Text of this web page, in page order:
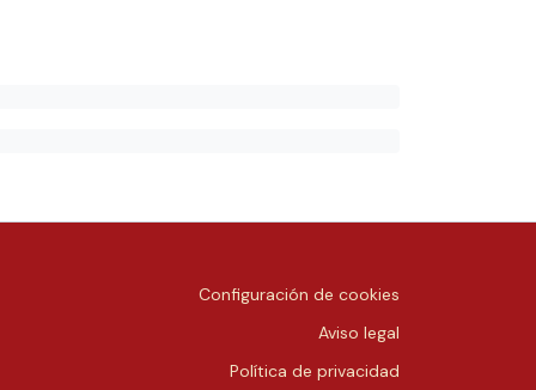
Configuración de cookies
Aviso legal
Política de privacidad